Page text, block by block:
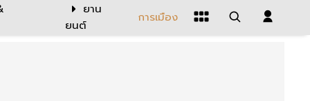
ยาน
ยนต์
การเมือง